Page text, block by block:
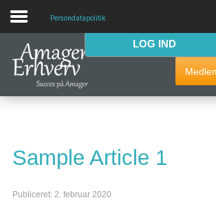
VELKOMMEN
AmagerErhverv skaber netværk, events og fordele
Persondatapolitik
LOG IND
Sample Article 1
Publiceret: 2. februar 2020